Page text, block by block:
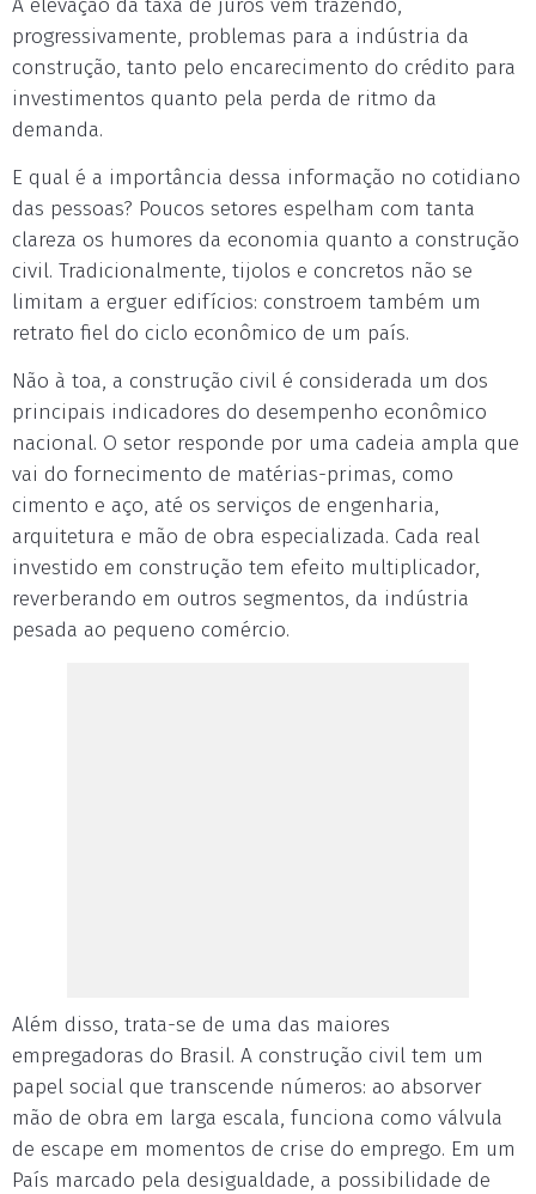
A elevação da taxa de juros vem trazendo,
progressivamente, problemas para a indústria da
construção, tanto pelo encarecimento do crédito para
investimentos quanto pela perda de ritmo da
demanda.
E qual é a importância dessa informação no cotidiano
das pessoas? Poucos setores espelham com tanta
clareza os humores da economia quanto a construção
civil. Tradicionalmente, tijolos e concretos não se
limitam a erguer edifícios: constroem também um
retrato fiel do ciclo econômico de um país.
Não à toa, a construção civil é considerada um dos
principais indicadores do desempenho econômico
nacional. O setor responde por uma cadeia ampla que
vai do fornecimento de matérias-primas, como
cimento e aço, até os serviços de engenharia,
arquitetura e mão de obra especializada. Cada real
investido em construção tem efeito multiplicador,
reverberando em outros segmentos, da indústria
pesada ao pequeno comércio.
Além disso, trata-se de uma das maiores
empregadoras do Brasil. A construção civil tem um
papel social que transcende números: ao absorver
mão de obra em larga escala, funciona como válvula
de escape em momentos de crise do emprego. Em um
País marcado pela desigualdade, a possibilidade de